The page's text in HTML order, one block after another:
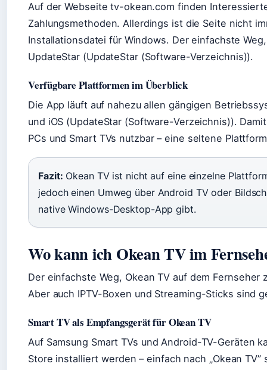
Auf der Webseite tv-okean.com finden
Zahlungsmethoden. Allerdings ist die Seite nicht
Installationsdatei für Windows. Der einfachste
UpdateStar (UpdateStar (Software-Verzeichnis)).
Verfügbare Plattformen im Überblick
Die App läuft auf nahezu allen gängigen
und iOS (UpdateStar (Software-Verzeichnis)).
PCs und Smart TVs nutzbar – eine seltene
Fazit: Okean TV ist nicht auf eine einzelne
jedoch einen Umweg über Android TV oder
native Windows-Desktop-App gibt.
Wo kann ich Okean TV im
Der einfachste Weg, Okean TV auf dem
Aber auch IPTV-Boxen und Streaming-Sticks sind
Smart TV als Empfangsgerät für Okean TV
Auf Samsung Smart TVs und Android-TV-Geräten
Store installiert werden – einfach nach „Okean TV”